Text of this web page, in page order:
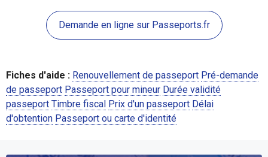
Demande en ligne sur Passeports.fr
Fiches d'aide : Renouvellement de passeport Pré-demande
de passeport Passeport pour mineur Durée validité
passeport Timbre fiscal Prix d'un passeport Délai
d'obtention Passeport ou carte d'identité